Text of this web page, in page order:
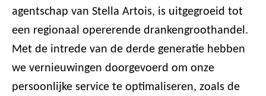
agentschap van Stella Artois, is uitgegroeid tot
een regionaal opererende drankengroothandel.
Met de intrede van de derde generatie hebben
we vernieuwingen doorgevoerd om onze
persoonlijke service te optimaliseren, zoals de